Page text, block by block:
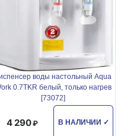
воды настольный Aqua
0.7TKR белый, только нагрев
[73072]
В НАЛИЧИИ ✓
4 290